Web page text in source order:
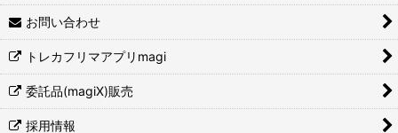
お問い合わせ
トレカフリマアプリmagi
委託品(magiX)販売
採用情報